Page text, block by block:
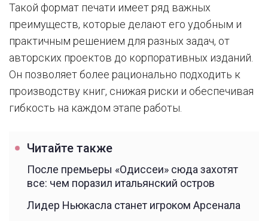
Такой формат печати имеет ряд важных
преимуществ, которые делают его удобным и
практичным решением для разных задач, от
авторских проектов до корпоративных изданий.
Он позволяет более рационально подходить к
производству книг, снижая риски и обеспечивая
гибкость на каждом этапе работы.
Читайте также
После премьеры «Одиссеи» сюда захотят
все: чем поразил итальянский остров
Лидер Ньюкасла станет игроком Арсенала